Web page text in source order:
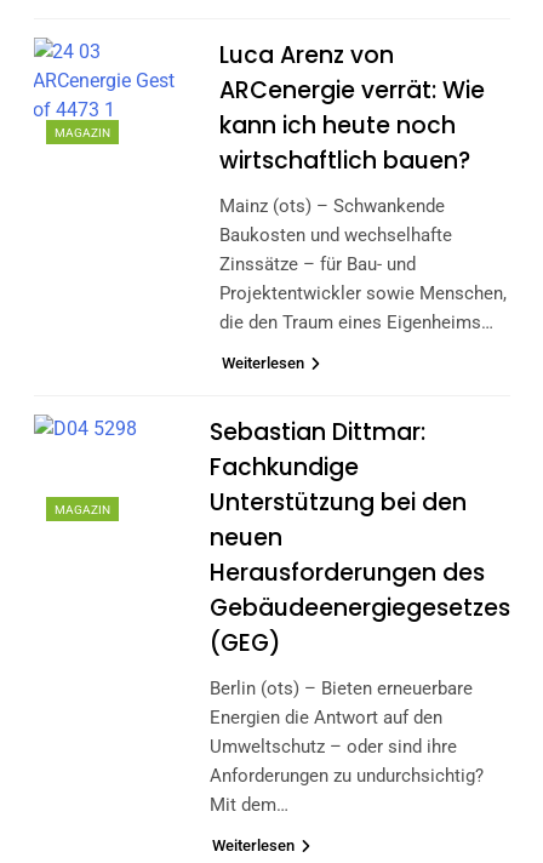
MAGAZIN
Luca Arenz von
ARCenergie verrät: Wie
kann ich heute noch
wirtschaftlich bauen?
Mainz (ots) – Schwankende
Baukosten und wechselhafte
Zinssätze – für Bau- und
Projektentwickler sowie Menschen,
die den Traum eines Eigenheims…
Weiterlesen
MAGAZIN
Sebastian Dittmar:
Fachkundige
Unterstützung bei den
neuen
Herausforderungen des
Gebäudeenergiegesetzes
(GEG)
Berlin (ots) – Bieten erneuerbare
Energien die Antwort auf den
Umweltschutz – oder sind ihre
Anforderungen zu undurchsichtig?
Mit dem…
Weiterlesen